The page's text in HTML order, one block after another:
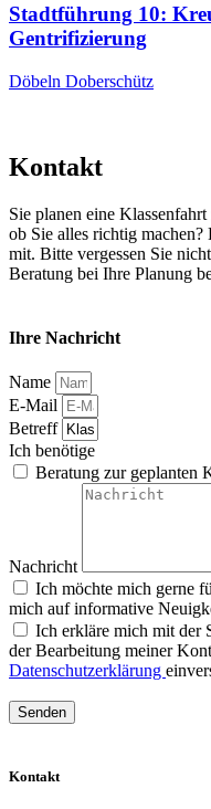
Stadtführung 10:
Gentrifizierung
Döbeln Doberschütz
Kontakt
Sie planen eine
ob Sie alles richtig
mit. Bitte vergessen Sie
Beratung bei Ihre Planung
Ihre Nachricht
Name
E-Mail
Betreff
Ich benötige
Beratung zur geplanten
Nachricht
Ich möchte mich gerne
mich auf informative
Ich erkläre mich mit der
der Bearbeitung meiner
Datenschutzerklärung
Senden
Kontakt